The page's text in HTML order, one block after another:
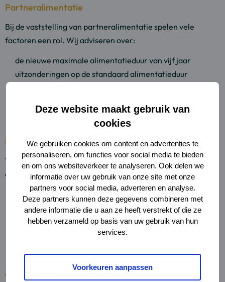
Deze website maakt gebruik van
cookies
We gebruiken cookies om content en advertenties te
personaliseren, om functies voor social media te bieden
en om ons websiteverkeer te analyseren. Ook delen we
informatie over uw gebruik van onze site met onze
partners voor social media, adverteren en analyse.
Deze partners kunnen deze gegevens combineren met
andere informatie die u aan ze heeft verstrekt of die ze
hebben verzameld op basis van uw gebruik van hun
services.
Voorkeuren aanpassen
Partneralimentatie
Bij de vaststelling van partneralimentatie spelen vele
factoren een rol. Wij adviseren over:
de nieuwe maximale alimentatieduur van vijf jaar
uitzonderingen op de standaard alimentatieduur
fiscale planning en optimalisatie
Internationaal alimentatierecht
Voor expats en internationale stellen bieden wij specifieke
expertise bij:
grensoverschrijdende alimentatiekwesties
verdragen en EU-verordeningen
internationale inning van alimentatie
verhuizing naar het buitenland
Oplossingsgerichte aanpak